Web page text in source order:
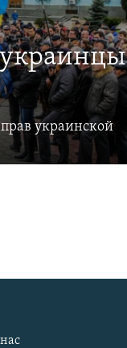
украинской